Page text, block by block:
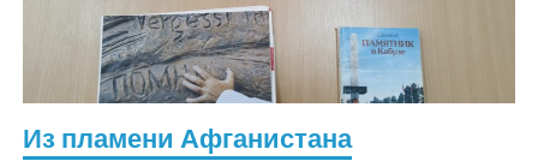
Из пламени Афганистана